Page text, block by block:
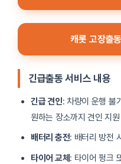
캐롯 고장출
긴급출동 서비스 내용
긴급 견인: 차량이 운행 불
원하는 장소까지 견인 지원
배터리 충전: 배터리 방전
타이어 교체 : 타이어 펑크